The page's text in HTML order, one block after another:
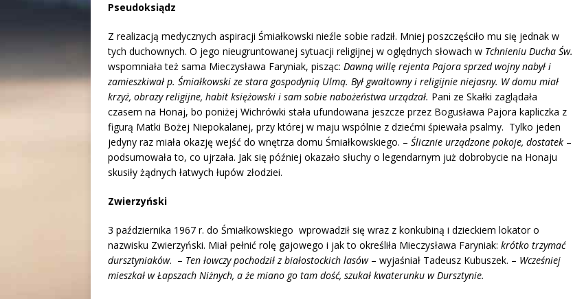
Pseudoksiądz
Z realizacją medycznych aspiracji Śmiałkowski nieźle sobie radził. Mniej poszczęściło mu się jednak w
tych duchownych. O jego nieugruntowanej sytuacji religijnej w oględnych słowach w Tchnieniu Ducha Św.
wspomniała też sama Mieczysława Faryniak, pisząc: Dawną willę rejenta Pajora sprzed wojny nabył i
zamieszkiwał p. Śmiałkowski ze stara gospodynią Ulmą. Był gwałtowny i religijnie niejasny. W domu miał
krzyż, obrazy religijne, habit księżowski i sam sobie nabożeństwa urządzał. Pani ze Skałki zaglądała
czasem na Honaj, bo poniżej Wichrówki stała ufundowana jeszcze przez Bogusława Pajora kapliczka z
figurą Matki Bożej Niepokalanej, przy której w maju wspólnie z dziećmi śpiewała psalmy. Tylko jeden
jedyny raz miała okazję wejść do wnętrza domu Śmiałkowskiego. – Ślicznie urządzone pokoje, dostatek –
podsumowała to, co ujrzała. Jak się później okazało słuchy o legendarnym już dobrobycie na Honaju
skusiły żądnych łatwych łupów złodziei.
Zwierzyński
3 października 1967 r. do Śmiałkowskiego wprowadził się wraz z konkubiną i dzieckiem lokator o
nazwisku Zwierzyński. Miał pełnić rolę gajowego i jak to określiła Mieczysława Faryniak: krótko trzymać
dursztyniaków. – Ten łowczy pochodził z białostockich lasów– wyjaśniał Tadeusz Kubuszek. – Wcześniej
mieszkał w Łapszach Niżnych, a że miano go tam dość, szukał kwaterunku w Dursztynie.